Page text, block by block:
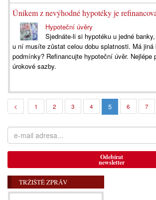
Únikem z nevýhodné hypotéky je
Hypoteční úvěry
Sjednáte-li si hypotéku u jedné
u ní musíte zůstat celou dobu splatnosti. Má jiná
podmínky? Refinancujte hypoteční úvěr. Nejlépe
úrokové sazby.
< 1 2 3 4 5 6 7
Odebírat
newsletter
TRŽIŠTĚ ZPRÁV